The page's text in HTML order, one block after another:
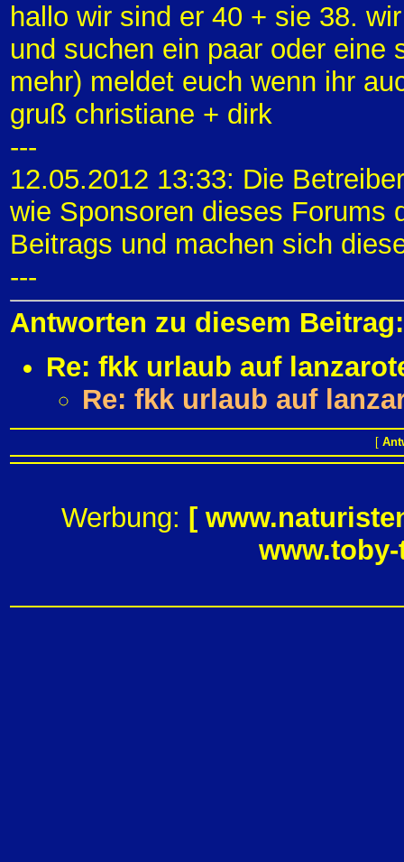
hallo wir sind er 40 + sie 38.
und suchen ein paar oder
mehr) meldet euch wenn ihr
gruß christiane + dirk
---
12.05.2012 13:33: Die
wie Sponsoren dieses Forums
Beitrags und machen sich
---
Antworten zu diesem Beitrag:
Re: fkk urlaub auf
Re: fkk urlaub auf
[
Werbung: [